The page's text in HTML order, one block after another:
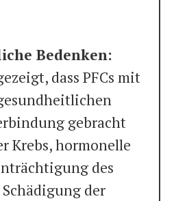
Bedenken:
dass PFCs mit
gebracht
Krebs, hormonelle
des
der